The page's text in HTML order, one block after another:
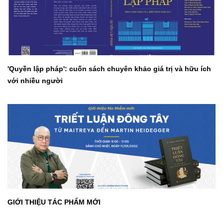
'Quyền lập pháp': cuốn sách chuyên khảo giá trị và hữu ích
với nhiều người
GIỚI THIỆU TÁC PHẨM MỚI